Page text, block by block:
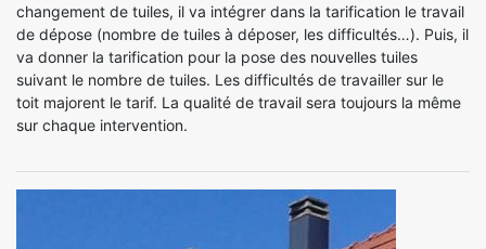
changement de tuiles, il va intégrer dans la tarification le travail
de dépose (nombre de tuiles à déposer, les difficultés…). Puis, il
va donner la tarification pour la pose des nouvelles tuiles
suivant le nombre de tuiles. Les difficultés de travailler sur le
toit majorent le tarif. La qualité de travail sera toujours la même
sur chaque intervention.